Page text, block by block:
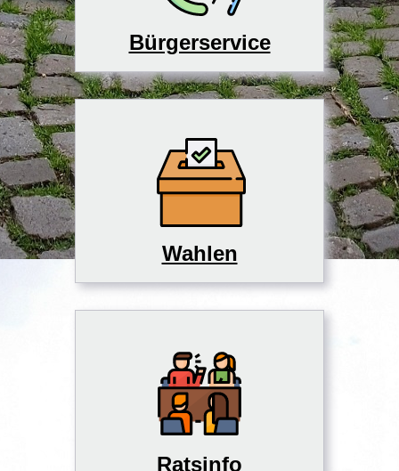
Bürgerservice
Wahlen
Ratsinfo